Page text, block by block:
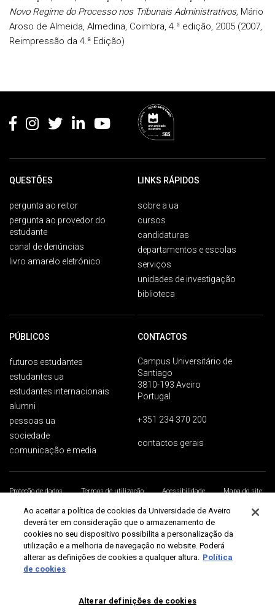
Novo Regime do Processo nos Tribunais Administrativos, Mário
Aroso de Almeida, Almedina, Coimbra, 4.ª edição, 2005 (2007,
Reimpressão da 4.ª Edição)
QUESTÕES
pergunta ao reitor
pergunta ao provedor do
estudante
canal de denúncias
livro amarelo eletrónico
LINKS RÁPIDOS
sobre a ua
cursos
candidaturas
departamentos e escolas
serviços
unidades de investigação
biblioteca
PÚBLICOS
futuros estudantes
estudantes ua
estudantes internacionais
alumni
pessoas ua
sociedade
comunicação e media
CONTACTOS
Campus Universitário de
Santiago
3810-193 Aveiro
Portugal
+351 234 370 200
contactos gerais
Proteção de dados Termos de utilização Acessibilidade
Mapa do site
Universidade de Aveiro 2026
Ao aceitar a política de cookies da Universidade de Aveiro
deverá ter em consideração que o armazenamento de
cookies no seu dispositivo possibilita a personalização da
utilização e a melhoria de navegação no website. Poderá
alterar as definições de cookies a qualquer altura. Política
de cookies
Alterar definições de cookies